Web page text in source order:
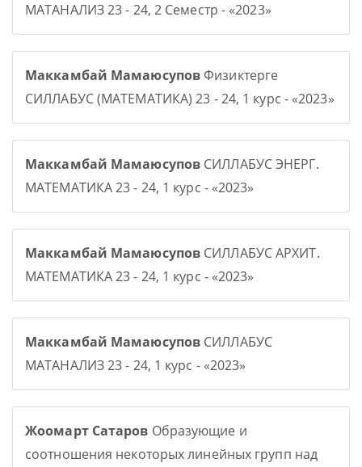
МАТАНАЛИЗ 23 - 24, 2 Семестр - «2023»
Маккамбай МамаюсуповФизиктерге
СИЛЛАБУС (МАТЕМАТИКА) 23 - 24, 1 курс - «2023»
Маккамбай Мамаюсупов СИЛЛАБУС ЭНЕРГ.
МАТЕМАТИКА 23 - 24, 1 курс - «2023»
Маккамбай Мамаюсупов СИЛЛАБУС АРХИТ.
МАТЕМАТИКА 23 - 24, 1 курс - «2023»
Маккамбай Мамаюсупов СИЛЛАБУС
МАТАНАЛИЗ 23 - 24, 1 курс - «2023»
Жоомарт Сатаров Образующие и
соотношения некоторых линейных групп над